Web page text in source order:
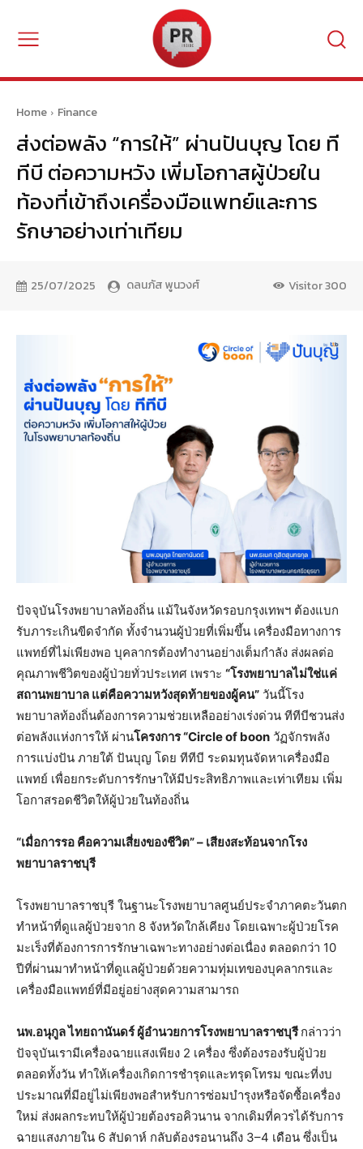
Home Finance
ส่งต่อพลัง “การให้” ผ่านปันบุญ โดย ที
ทีบี ต่อความหวัง เพิ่มโอกาสผู้ป่วยใน
ท้องที่เข้าถึงเครื่องมือแพทย์และการ
รักษาอย่างเท่าเทียม
25/07/2025 ดลนภัส พูนวงศ์ Visitor300
ปัจจุบันโรงพยาบาลท้องถิ่น แม้ในจังหวัดรอบกรุงเทพฯ ต้องแบก
รับภาระเกินขีดจำกัด ทั้งจำนวนผู้ป่วยที่เพิ่มขึ้น เครื่องมือทางการ
แพทย์ที่ไม่เพียงพอ บุคลากรต้องทำงานอย่างเต็มกำลัง ส่งผลต่อ
คุณภาพชีวิตของผู้ป่วยทั่วประเทศ เพราะ “โรงพยาบาลไม่ใช่แค่
สถานพยาบาล แต่คือความหวังสุดท้ายของผู้คน” วันนี้โรง
พยาบาลท้องถิ่นต้องการความช่วยเหลืออย่างเร่งด่วน ทีทีบีชวนส่ง
ต่อพลังแห่งการให้ ผ่านโครงการ “Circle of boon วัฏจักรพลัง
การแบ่งปัน ภายใต้ ปันบุญ โดย ทีทีบี ระดมทุนจัดหาเครื่องมือ
แพทย์ เพื่อยกระดับการรักษาให้มีประสิทธิภาพและเท่าเทียม เพิ่ม
โอกาสรอดชีวิตให้ผู้ป่วยในท้องถิ่น
“เมื่อการรอ คือความเสี่ยงของชีวิต” – เสียงสะท้อนจากโรง
พยาบาลราชบุรี
โรงพยาบาลราชบุรี ในฐานะโรงพยาบาลศูนย์ประจำภาคตะวันตก
ทำหน้าที่ดูแลผู้ป่วยจาก 8 จังหวัดใกล้เคียง โดยเฉพาะผู้ป่วยโรค
มะเร็งที่ต้องการการรักษาเฉพาะทางอย่างต่อเนื่อง ตลอดกว่า 10
ปีที่ผ่านมาทำหน้าที่ดูแลผู้ป่วยด้วยความทุ่มเทของบุคลากรและ
เครื่องมือแพทย์ที่มีอยู่อย่างสุดความสามารถ
นพ.อนุกูล ไทยถานันดร์ ผู้อำนวยการโรงพยาบาลราชบุรีกล่าวว่า
ปัจจุบันเรามีเครื่องฉายแสงเพียง 2 เครื่อง ซึ่งต้องรองรับผู้ป่วย
ตลอดทั้งวัน ทำให้เครื่องเกิดการชำรุดและทรุดโทรม ขณะที่งบ
ประมาณที่มีอยู่ไม่เพียงพอสำหรับการซ่อมบำรุงหรือจัดซื้อเครื่อง
ใหม่ ส่งผลกระทบให้ผู้ป่วยต้องรอคิวนาน จากเดิมที่ควรได้รับการ
ฉายแสงภายใน 6 สัปดาห์ กลับต้องรอนานถึง 3–4 เดือน ซึ่งเป็น